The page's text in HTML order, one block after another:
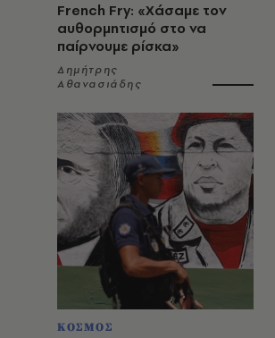
French Fry: «Χάσαμε τον
αυθορμητισμό στο να
παίρνουμε ρίσκα»
Δημήτρης
Αθανασιάδης
ΚΟΣΜΟΣ